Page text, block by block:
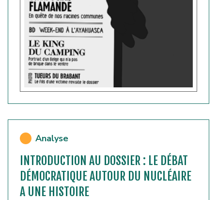
Analyse
INTRODUCTION AU DOSSIER : LE DÉBAT
DÉMOCRATIQUE AUTOUR DU NUCLÉAIRE
A UNE HISTOIRE